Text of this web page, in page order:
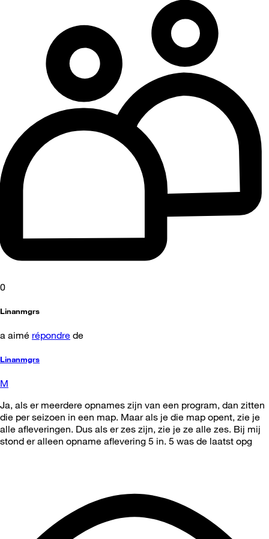
0
Linanmgrs
a aimé répondre de
Linanmgrs
M
Ja, als er meerdere opnames zijn van een program, dan zitten
die per seizoen in een map. Maar als je die map opent, zie je
alle afleveringen. Dus als er zes zijn, zie je ze alle zes. Bij mij
stond er alleen opname aflevering 5 in. 5 was de laatst opg